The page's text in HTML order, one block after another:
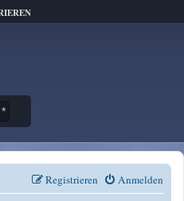
*
Anmelden
Registrieren